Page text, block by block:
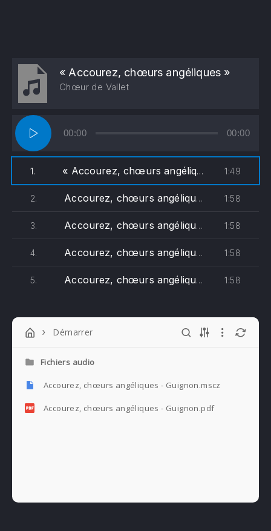
« Accourez, chœurs angéliques »
Chœur de Vallet
Lecteur
audio
00:00 00:00
1. « Accourez, chœurs angéliques » — Chœur
1:49
2. Accourez, chœurs angéliques (soprane) 1:58
3. Accourez, chœurs angéliques (alto) 1:58
4. Accourez, chœurs angéliques (ténor) 1:58
5. Accourez, chœurs angéliques (basse) 1:58
Démarrer
Fichiers audio
Accourez, chœurs angéliques - Guignon.mscz
Accourez, chœurs angéliques - Guignon.pdf